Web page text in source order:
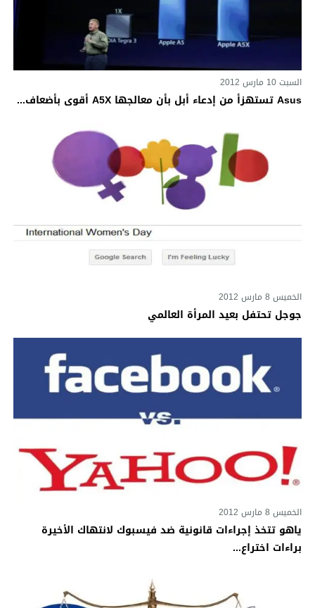
السبت 10 مارس 2012
Asus تستهزأ من إدعاء أبل بأن معالجها A5X أقوى بأضعاف...
الخميس 8 مارس 2012
جوجل تحتفل بعيد المرأة العالمي
الخميس 8 مارس 2012
ياهو تتخذ إجراءات قانونية ضد فيسبوك لانتهاك الأخيرة
براءات اختراع...